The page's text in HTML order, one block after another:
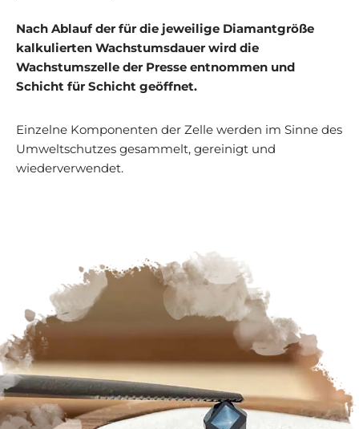
Nach Ablauf der für die jeweilige Diamantgröße
kalkulierten Wachstumsdauer wird die
Wachstumszelle der Presse entnommen und
Schicht für Schicht geöffnet.
Einzelne Komponenten der Zelle werden im Sinne des
Umweltschutzes gesammelt, gereinigt und
wiederverwendet.